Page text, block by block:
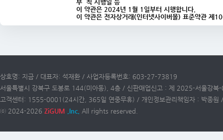
부 칙 시행일 등
이 약관은 2024년 1월 1일부터 시행합니다.
이 약관은 전자상거래(인터넷사이버몰) 표준약관
상호명: 지금 / 대표자: 석재환 / 사업자등록번호: 603-27-73819
서울특별시 강북구 도봉로 144(미아동), 4층 / 신판매업신고 : 제 2025-서울강북
고객센터: 1555-0001(24시간, 365일 연중무휴) / 개인정보관리책임자 : 박종
ⓒ 2024-2026 ZiGUM ,Inc. All rights reserved.